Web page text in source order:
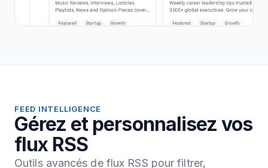
FEED INTELLIGENCE
Gérez et personnalisez vos
flux RSS
Outils avancés de flux RSS pour filtrer,